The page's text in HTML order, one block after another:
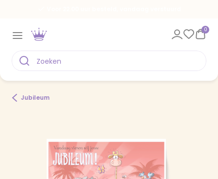
0
Jubileum